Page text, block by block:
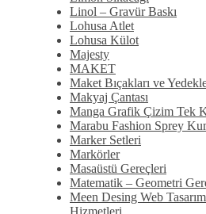
Linol – Gravür Baskı
Lohusa Atlet
Lohusa Külot
Majesty
MAKET
Maket Bıçakları ve
Makyaj Çantası
Manga Grafik Çizim Tek
Marabu Fashion Sprey
Marker Setleri
Markörler
Masaüstü Gereçleri
Matematik – Geometri
Meen Desing Web
Hizmetleri